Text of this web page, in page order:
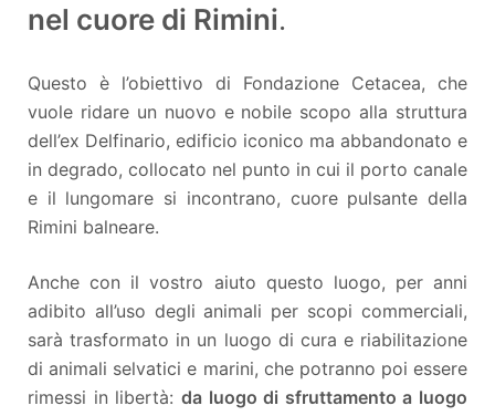
nel cuore di Rimini.
Questo è l’obiettivo di Fondazione Cetacea, che
vuole ridare un nuovo e nobile scopo alla struttura
dell’ex Delfinario, edificio iconico ma abbandonato e
in degrado, collocato nel punto in cui il porto canale
e il lungomare si incontrano, cuore pulsante della
Rimini balneare.
Anche con il vostro aiuto questo luogo, per anni
adibito all’uso degli animali per scopi commerciali,
sarà trasformato in un luogo di cura e riabilitazione
di animali selvatici e marini, che potranno poi essere
rimessi in libertà: da luogo di sfruttamento a luogo